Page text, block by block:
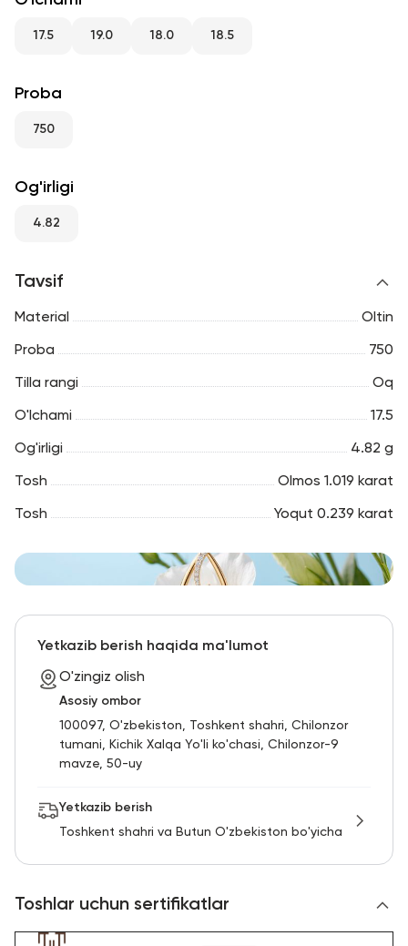
17.5 19.0 18.0 18.5
Proba
750
Og'irligi
4.82
Tavsif
Material Oltin
Proba 750
Tilla rangi Oq
O'lchami 17.5
Og'irligi 4.82 g
Tosh Olmos 1.019 karat
Tosh Yoqut 0.239 karat
Yetkazib berish haqida ma'lumot
O'zingiz olish
Asosiy ombor
100097, O'zbekiston, Toshkent shahri, Chilonzor
tumani, Kichik Xalqa Yo'li ko'chasi, Chilonzor-9
mavze, 50-uy
Yetkazib berish
Toshkent shahri va Butun O'zbekiston bo'yicha
Toshlar uchun sertifikatlar